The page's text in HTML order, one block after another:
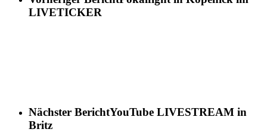
LIVETICKER
Nächster BerichtYouTube LIVESTREAM in
Britz